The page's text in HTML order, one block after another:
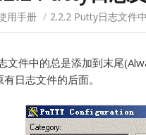
用手册 / 2.2.2 Putty日志文件
文件中的总是添加到末尾
日志文件的后面。